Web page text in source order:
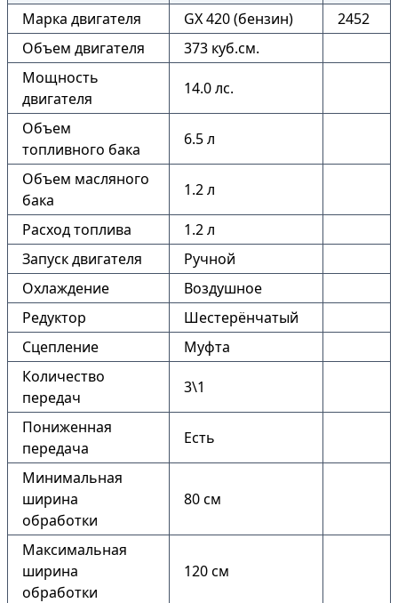
Марка двигателя
GX 420 (бензин)
2452
Объем двигателя
373 куб.см.
Мощность
двигателя
14.0 лс.
Объем
топливного бака
6.5 л
Объем масляного
бака
1.2 л
Расход топлива
1.2 л
Запуск двигателя
Ручной
Охлаждение
Воздушное
Редуктор
Шестерёнчатый
Сцепление
Муфта
Количество
передач
3\1
Пониженная
передача
Есть
Минимальная
ширина
обработки
80 см
Максимальная
ширина
обработки
120 см